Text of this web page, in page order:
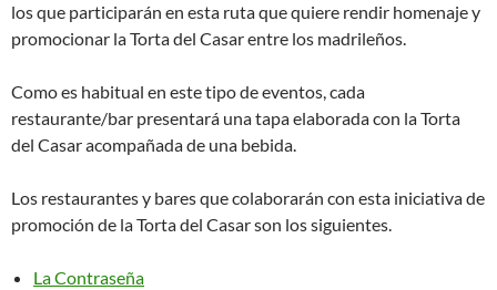
los que participarán en esta ruta que quiere rendir homenaje y
promocionar la Torta del Casar entre los madrileños.
Como es habitual en este tipo de eventos, cada
restaurante/bar presentará una tapa elaborada con la Torta
del Casar acompañada de una bebida.
Los restaurantes y bares que colaborarán con esta iniciativa de
promoción de la Torta del Casar son los siguientes.
La Contraseña